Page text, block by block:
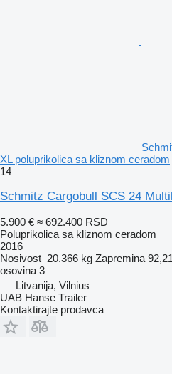
XL poluprikolica sa kliznom ceradom
14
Schmitz Cargobull SCS 24
5.900 € ≈ 692.400 RSD
Poluprikolica sa kliznom ceradom
2016
Nosivost 20.366 kg Zapremina
osovina 3
Litvanija, Vilnius
UAB Hanse Trailer
Kontaktirajte prodavca